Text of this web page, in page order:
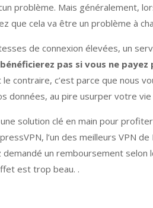
problème. Mais généralement,
que cela va être un problème à
de connexion élevées, un
bénéficierez pas si vous ne payez
contraire, c’est parce que nous
données, au pire usurper votre
solution clé en main pour
l’un des meilleurs VPN
un remboursement selon
est trop beau. .